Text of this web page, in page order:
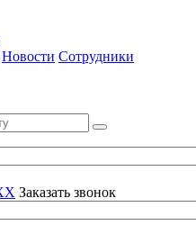
Новости Сотрудники
Заказать звонок